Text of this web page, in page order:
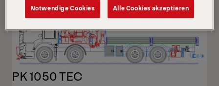
PK 1050 TEC
Notwendige Cookies Alle Cookies akzeptieren